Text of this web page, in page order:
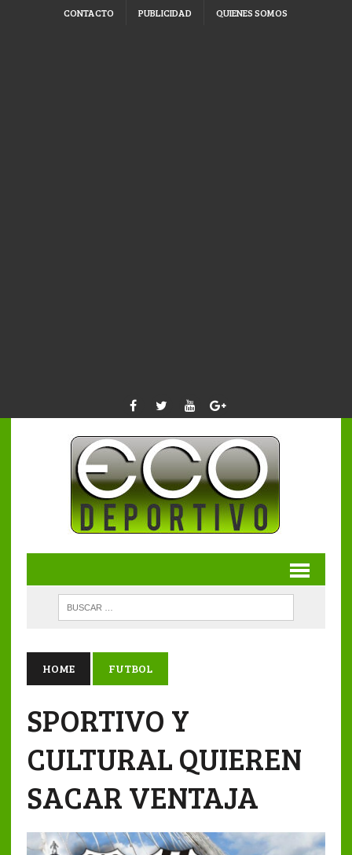
CONTACTO PUBLICIDAD QUIENES SOMOS
HOME FUTBOL
SPORTIVO Y
CULTURAL QUIEREN
SACAR VENTAJA